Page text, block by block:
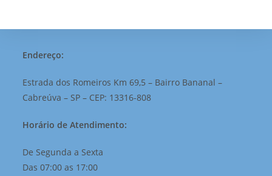
Endereço:
Estrada dos Romeiros Km 69,5 – Bairro Bananal –
Cabreúva – SP – CEP: 13316-808
Horário de Atendimento:
De Segunda a Sexta
Das 07:00 as 17:00